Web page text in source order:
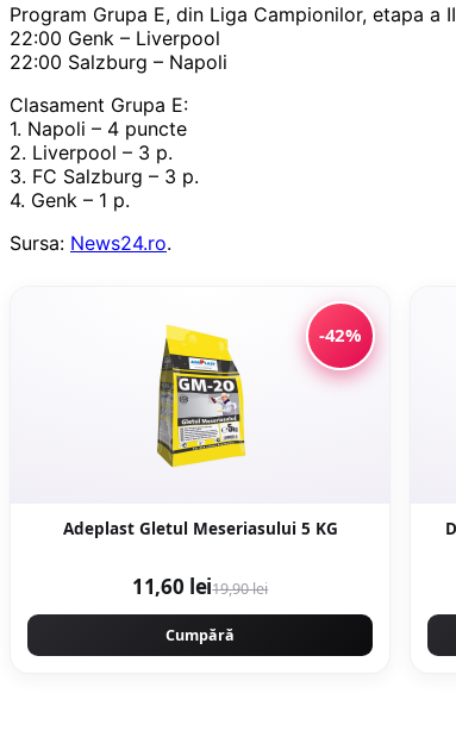
Program Grupa E, din Liga Campionilor, etapa a
22:00 Genk – Liverpool
22:00 Salzburg – Napoli
Clasament Grupa E:
1. Napoli – 4 puncte
2. Liverpool – 3 p.
3. FC Salzburg – 3 p.
4. Genk – 1 p.
Sursa: News24.ro.
-42%
Adeplast Gletul Meseriasului 5 KG
11,60 lei19,90 lei
Cumpără